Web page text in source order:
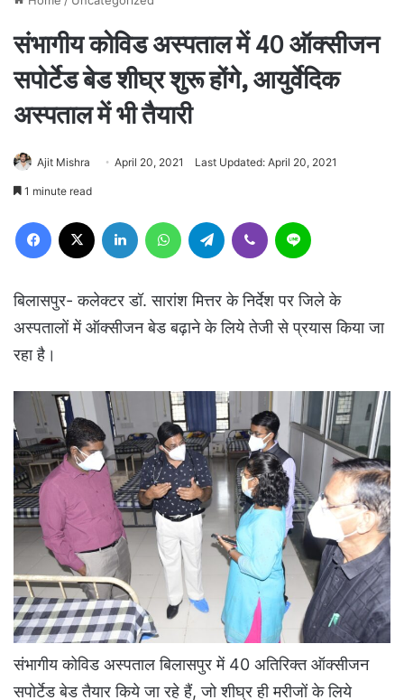
संभागीय कोविड अस्पताल में 40 ऑक्सीजन
सपोर्टेड बेड शीघ्र शुरू होंगे, आयुर्वेदिक
अस्पताल में भी तैयारी
Ajit Mishra April 20, 2021 Last Updated: April 20, 2021
1 minute read
Facebook LinkedIn WhatsAppTelegram Viber
बिलासपुर- कलेक्टर डॉ. सारांश मित्तर के निर्देश पर जिले के
अस्पतालों में ऑक्सीजन बेड बढ़ाने के लिये तेजी से प्रयास किया जा
रहा है।
संभागीय कोविड अस्पताल बिलासपुर में 40 अतिरिक्त ऑक्सीजन
सपोर्टेड बेड तैयार किये जा रहे हैं, जो शीघ्र ही मरीजों के लिये